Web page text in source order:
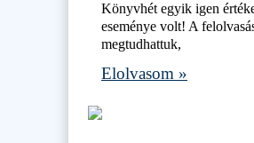
Könyvhét egyik igen
eseménye volt! A
megtudhattuk,
Elolvasom »